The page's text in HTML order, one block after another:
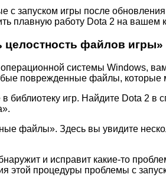
с запуском игры после
плавную работу Dota 2 на вашем
целостность файлов игры»
системы Windows,
поврежденные файлы, которые
игр. Найдите Dota 2
файлы». Здесь вы увидите
и исправит какие-то
этой процедуры проблемы с